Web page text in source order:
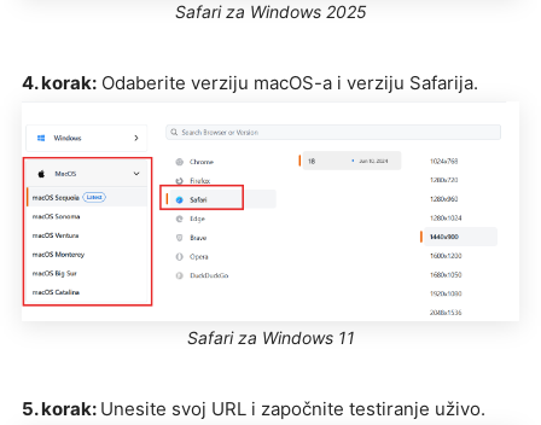
Safari za Windows 2025
4. korak: Odaberite verziju macOS-a i verziju Safarija.
Safari za Windows 11
5. korak: Unesite svoj URL i započnite testiranje uživo.